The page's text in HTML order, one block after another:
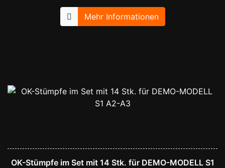
Mehr Informationen
OK-Stümpfe im Set mit 14 Stk. für DEMO-MODELL S1